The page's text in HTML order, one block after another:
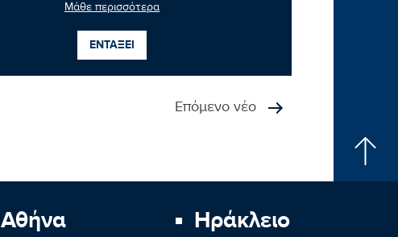
Μάθε περισσότερα
ΕΝΤΑΞΕΙ
Επόμενο νέο
Αθήνα Ηράκλειο